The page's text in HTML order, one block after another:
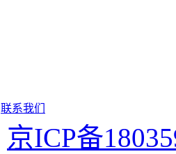
联系我们
京ICP备